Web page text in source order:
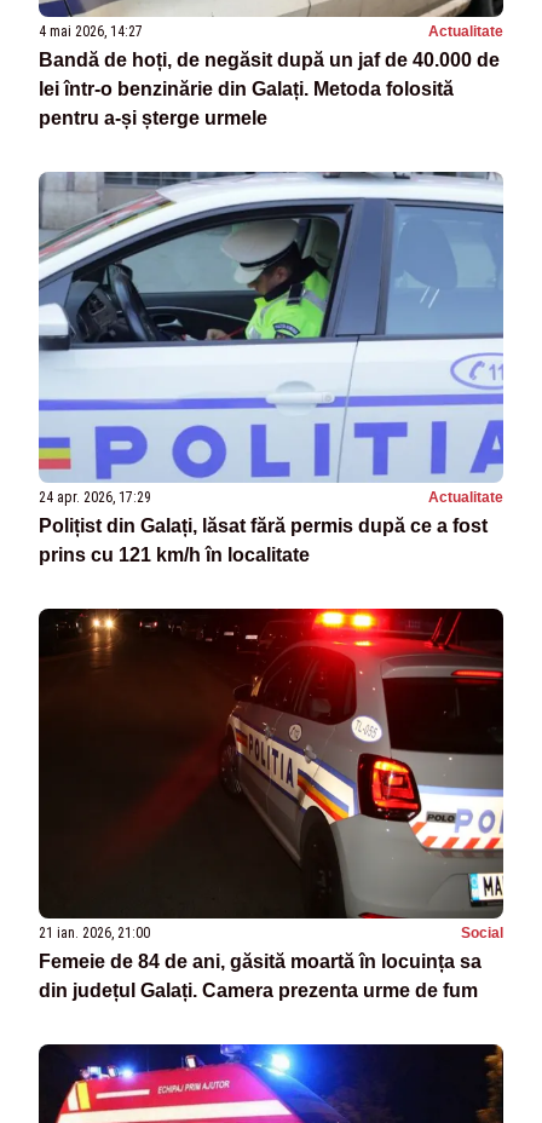
4 mai 2026, 14:27 Actualitate
Bandă de hoți, de negăsit după un jaf de 40.000 de
lei într-o benzinărie din Galați. Metoda folosită
pentru a-și șterge urmele
24 apr. 2026, 17:29 Actualitate
Polițist din Galați, lăsat fără permis după ce a fost
prins cu 121 km/h în localitate
21 ian. 2026, 21:00 Social
Femeie de 84 de ani, găsită moartă în locuința sa
din județul Galați. Camera prezenta urme de fum